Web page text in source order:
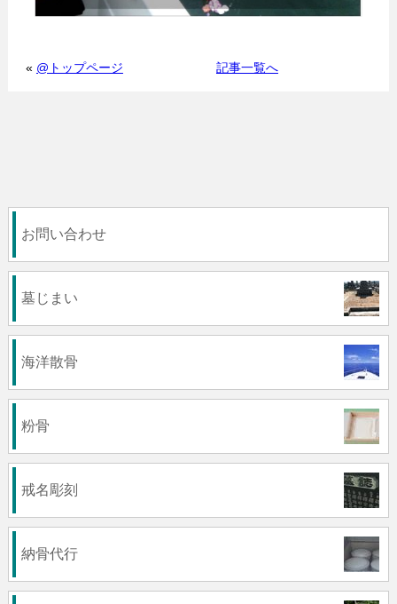
« @トップページ 記事一覧へ
お問い合わせ
墓じまい
海洋散骨
粉骨
戒名彫刻
納骨代行